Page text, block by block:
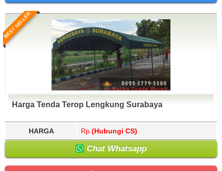
BEST SELLER
Harga Tenda Terop Lengkung Surabaya
HARGA Rp. (Hubungi CS)
Chat Whatsapp